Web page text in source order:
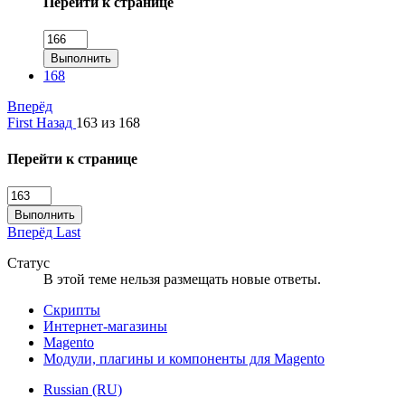
Выполнить
168
Вперёд
First Назад 163 из 168
Перейти к странице
Выполнить
Вперёд Last
Статус
В этой теме нельзя размещать новые ответы.
Скрипты
Интернет-магазины
Magento
Модули, плагины и компоненты для Magento
Russian (RU)